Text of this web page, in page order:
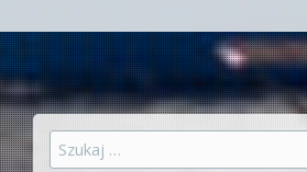
Szukaj: